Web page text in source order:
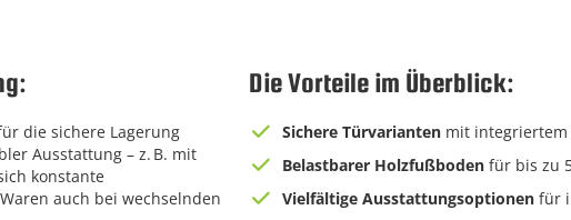
die sichere Lagerung
Ausstattung – z. B. mit
konstante
auch bei wechselnden
Die Vorteile im Überblick:
Sichere Türvarianten mit integriertem
Belastbarer Holzfußboden für bis zu
Vielfältige Ausstattungsoptionen für